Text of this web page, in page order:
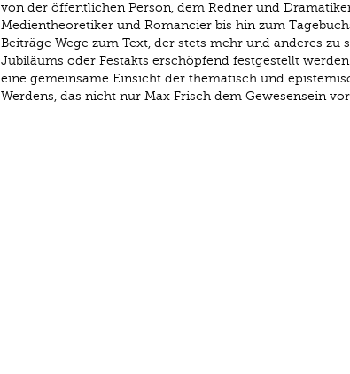
von der öffentlichen Person, dem Redner und
Medientheoretiker und Romancier bis hin zum
Beiträge Wege zum Text, der stets mehr und anderes zu
Jubiläums oder Festakts erschöpfend festgestellt
eine gemeinsame Einsicht der thematisch und
Werdens, das nicht nur Max Frisch dem Gewesensein